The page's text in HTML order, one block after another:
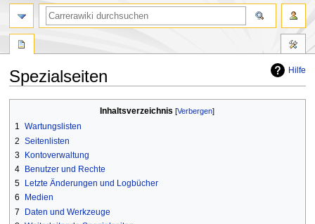
Hilfe
Spezialseiten
springen
springen
Inhaltsverzeichnis
1 Wartungslisten
2 Seitenlisten
3 Kontoverwaltung
4
Benutzer und Rechte
5
Letzte Änderungen und Logbücher
6
Medien
7
Daten und Werkzeuge
Suche